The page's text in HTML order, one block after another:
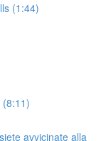
(1:44)
avvicinate alla